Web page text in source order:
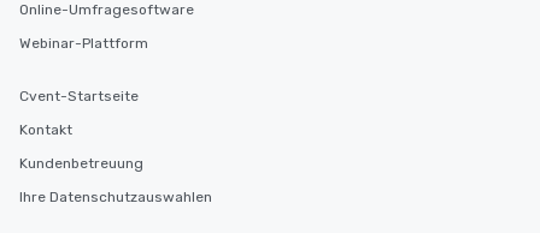
Online-Umfragesoftware
Webinar-Plattform
Cvent-Startseite
Kontakt
Kundenbetreuung
Ihre Datenschutzauswahlen